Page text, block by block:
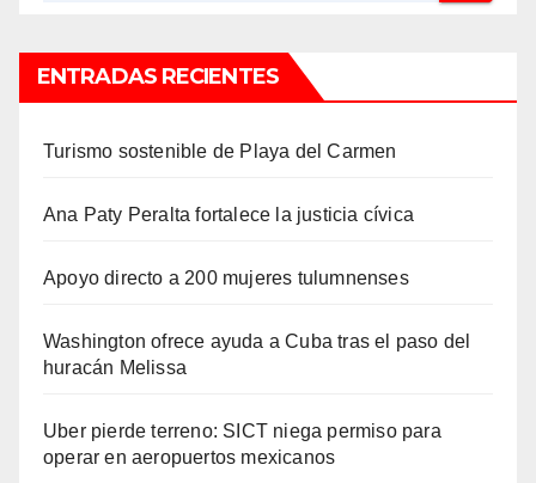
ENTRADAS RECIENTES
Turismo sostenible de Playa del Carmen
Ana Paty Peralta fortalece la justicia cívica
Apoyo directo a 200 mujeres tulumnenses
Washington ofrece ayuda a Cuba tras el paso del
huracán Melissa
Uber pierde terreno: SICT niega permiso para
operar en aeropuertos mexicanos